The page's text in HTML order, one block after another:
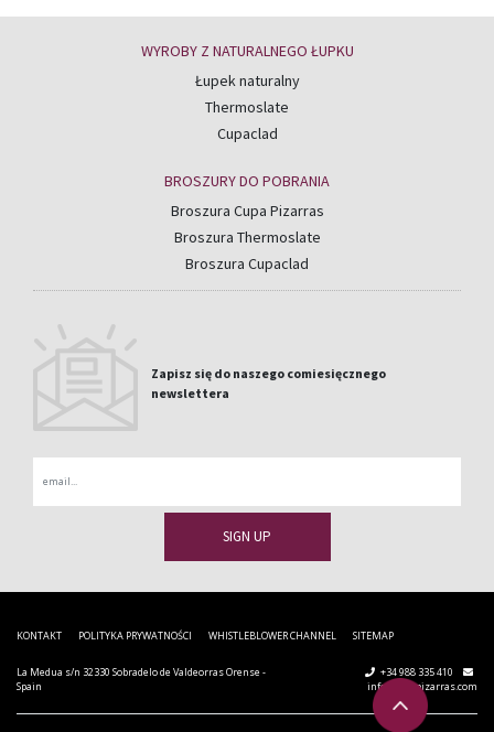
WYROBY Z NATURALNEGO ŁUPKU
Łupek naturalny
Thermoslate
Cupaclad
BROSZURY DO POBRANIA
Broszura Cupa Pizarras
Broszura Thermoslate
Broszura Cupaclad
Zapisz się do naszego comiesięcznego
newslettera
KONTAKT POLITYKA PRYWATNOŚCI WHISTLEBLOWER CHANNEL SITEMAP
La Medua s/n 32330 Sobradelo de Valdeorras Orense -
Spain
+34 988 335 410
info@cupapizarras.com